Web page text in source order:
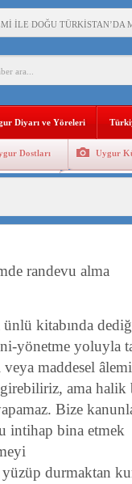
İLE DOĞU TÜRKİSTAN’DA
YAŞAYAN UYGURLARA
AĞIRALİOĞLU :
UYGULAMALARI
: ÇİN İŞGALİNDEKİ
ÖVEN DİYANET
MESAJİ : 05.07.2009
JİANG’İN TRABZON
Diyarı ve Yöreleri
Dostları Uygur
randevu alma
kitabında
yönetme yoluyla
maddesel
ama halik
Bize
intihap bina etmek
durmaktan